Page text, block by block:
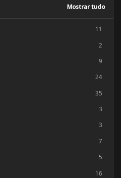
Mostrar tudo
11
2
9
24
35
3
3
7
5
16